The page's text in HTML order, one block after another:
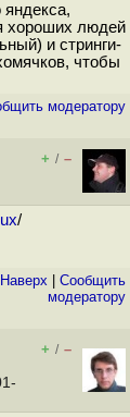
яндекса,
хороших людей
и стринги-
чтобы
модератору
+ / –
/
Наверх
Cообщить
модератору
+ / –